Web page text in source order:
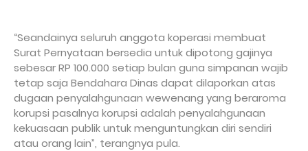
“Seandainya seluruh anggota koperasi membuat
Surat Pernyataan bersedia untuk dipotong gajinya
sebesar RP 100.000 setiap bulan guna simpanan wajib
tetap saja Bendahara Dinas dapat dilaporkan atas
dugaan penyalahgunaan wewenang yang beraroma
korupsi pasalnya korupsi adalah penyalahgunaan
kekuasaan publik untuk menguntungkan diri sendiri
atau orang lain”, terangnya pula.